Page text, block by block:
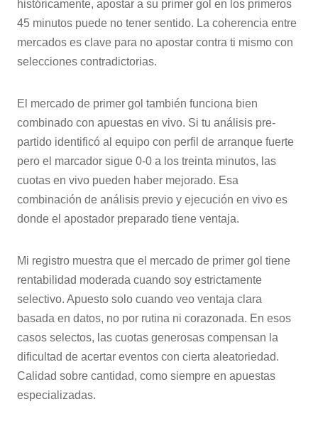
históricamente, apostar a su primer gol en los primeros
45 minutos puede no tener sentido. La coherencia entre
mercados es clave para no apostar contra ti mismo con
selecciones contradictorias.
El mercado de primer gol también funciona bien
combinado con apuestas en vivo. Si tu análisis pre-
partido identificó al equipo con perfil de arranque fuerte
pero el marcador sigue 0-0 a los treinta minutos, las
cuotas en vivo pueden haber mejorado. Esa
combinación de análisis previo y ejecución en vivo es
donde el apostador preparado tiene ventaja.
Mi registro muestra que el mercado de primer gol tiene
rentabilidad moderada cuando soy estrictamente
selectivo. Apuesto solo cuando veo ventaja clara
basada en datos, no por rutina ni corazonada. En esos
casos selectos, las cuotas generosas compensan la
dificultad de acertar eventos con cierta aleatoriedad.
Calidad sobre cantidad, como siempre en apuestas
especializadas.